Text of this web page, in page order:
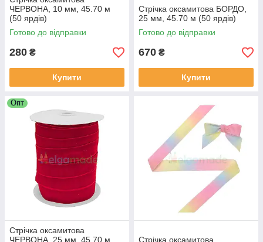
ЧЕРВОНА, 10 мм, 45.70 м
(50 ярдів)
Готово до відправки
280 ₴
Купити
Стрічка оксамитова БОРДО,
25 мм, 45.70 м (50 ярдів)
Готово до відправки
670 ₴
Купити
Опт
Стрічка оксамитова
ЧЕРВОНА, 25 мм, 45.70 м
Стрічка оксамитова